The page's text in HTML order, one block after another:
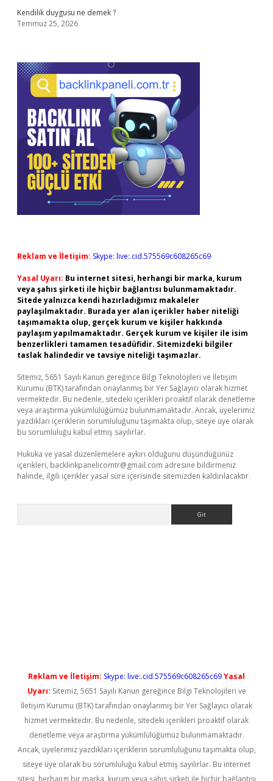
Kendilik duygusu ne demek ?
Temmuz 25, 2026
Reklam ve İletişim: Skype: live:.cid.575569c608265c69
Yasal Uyarı: Bu internet sitesi, herhangi bir marka, kurum
veya şahıs şirketi ile hiçbir bağlantısı bulunmamaktadır.
Sitede yalnızca kendi hazırladığımız makaleler
paylaşılmaktadır. Burada yer alan içerikler haber niteliği
taşımamakta olup, gerçek kurum ve kişiler hakkında
paylaşım yapılmamaktadır. Gerçek kurum ve kişiler ile isim
benzerlikleri tamamen tesadüfidir. Sitemizdeki bilgiler
taslak halindedir ve tavsiye niteliği taşımazlar.
Sitemiz, 5651 Sayılı Kanun gereğince Bilgi Teknolojileri ve İletişim
Kurumu (BTK) tarafından onaylanmış bir Yer Sağlayıcı olarak hizmet
vermektedir. Bu nedenle, sitedeki içerikleri proaktif olarak denetleme
veya araştırma yükümlülüğümüz bulunmamaktadır. Ancak, üyelerimiz
yazdıkları içeriklerin sorumluluğunu taşımakta olup, siteye üye olarak
bu sorumluluğu kabul etmiş sayılırlar.
Hukuka ve yasal düzenlemelere aykırı olduğunu düşündüğünüz
içerikleri, backlinkpanelicomtr@gmail.com adresine bildirmeniz
halinde, ilgili içerikler yasal süre içerisinde sitemizden kaldırılacaktır.
Reklam ve İletişim: Skype: live:.cid.575569c608265c69Yasal
Uyarı: Sitemiz, 5651 Sayılı Kanun gereğince Bilgi Teknolojileri ve
İletişim Kurumu (BTK) tarafından onaylanmış bir Yer Sağlayıcı olarak
hizmet vermektedir. Bu nedenle, sitedeki içerikleri proaktif olarak
denetleme veya araştırma yükümlülüğümüz bulunmamaktadır.
Ancak, üyelerimiz yazdıkları içeriklerin sorumluluğunu taşımakta olup,
siteye üye olarak bu sorumluluğu kabul etmiş sayılırlar. Bu internet
sitesi, herhangi bir marka, kurum veya şahıs şirketi ile hiçbir bağlantısı